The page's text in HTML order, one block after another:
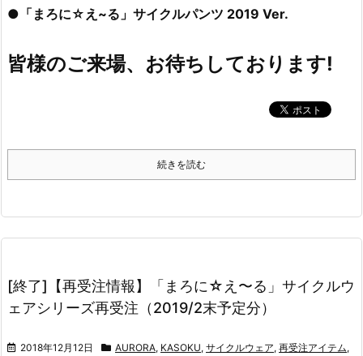
●「まろに☆え~る」サイクルパンツ 2019 Ver.
皆様のご来場、お待ちしております!
続きを読む
[終了]【再受注情報】「まろに☆え〜る」サイクルウ
ェアシリーズ再受注（2019/2末予定分）
2018年12月12日 AURORA, KASOKU, サイクルウェア, 再受注アイテム,